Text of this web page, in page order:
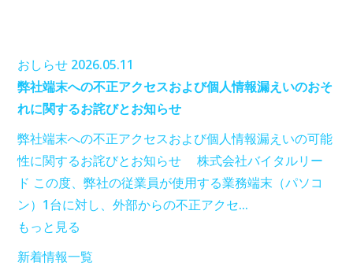
おしらせ 2026.05.11
弊社端末への不正アクセスおよび個人情報漏えいのおそ
れに関するお詫びとお知らせ
弊社端末への不正アクセスおよび個人情報漏えいの可能
性に関するお詫びとお知らせ 株式会社バイタルリー
ド この度、弊社の従業員が使用する業務端末（パソコ
ン）1台に対し、外部からの不正アクセ…
もっと見る
新着情報一覧